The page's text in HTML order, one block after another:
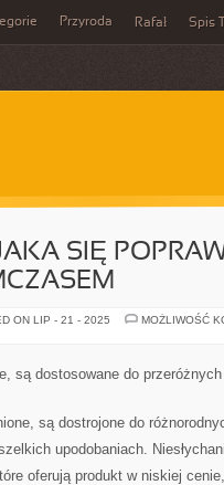
Przyroda Rafał Spis
SIĘ
ON LIP - 21 - 2025
MOŻLIWOŚĆ
są dostosowane do przeróżnych
są dostrojone do
upodobaniach.
oferują produkt w niskiej